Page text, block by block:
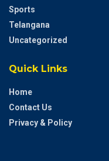
Sports
Telangana
Uncategorized
Quick Links
Home
Contact Us
Privacy & Policy